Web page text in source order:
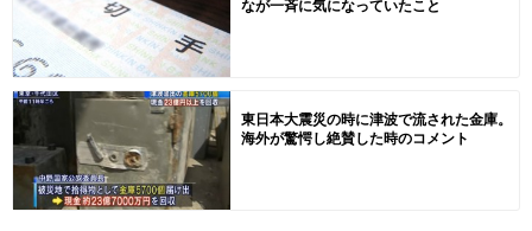
なが一斉に気になっていたこと
東日本大震災の時に津波で流された金庫。
海外が驚愕し絶賛した時のコメント